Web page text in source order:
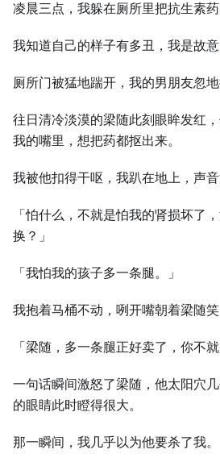
凌晨三点，我躲在厕所里把抗生素药
我知道自己的样子有多丑，我是故意
厕所门被猛地踹开，我的男朋友忽
往日清冷淡漠的梁随此刻眼眸发红
我的嘴里，想把药都抠出来。
我被他扣得干呕，我趴在地上，声音
「怕什么，不就是怕我的肾损坏了
换？」
「我怕我的孩子多一条腿。」
我抱着马桶不动，咧开嘴朝着梁随笑
「梁随，多一条腿正好卖了，你不
一句话瞬间激怒了梁随，他太阳穴
的眼睛此时瞪得很大。
那一瞬间，我几乎以为他要杀了我。